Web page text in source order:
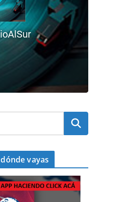
vayas